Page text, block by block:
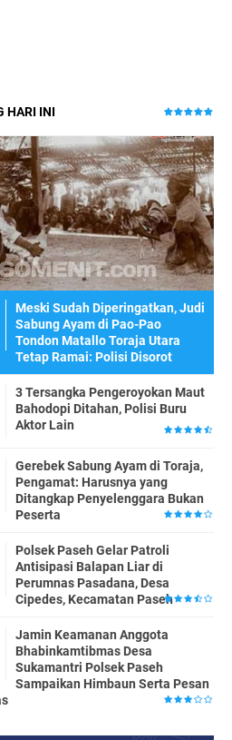
HARI INI
Meski Sudah Diperingatkan, Judi
Sabung Ayam di Pao-Pao
Tondon Matallo Toraja Utara
Tetap Ramai: Polisi Disorot
3 Tersangka Pengeroyokan Maut
Bahodopi Ditahan, Polisi Buru
Aktor Lain
Gerebek Sabung Ayam di Toraja,
Pengamat: Harusnya yang
Ditangkap Penyelenggara Bukan
Peserta
Polsek Paseh Gelar Patroli
Antisipasi Balapan Liar di
Perumnas Pasadana, Desa
Cipedes, Kecamatan Paseh
Jamin Keamanan Anggota
Bhabinkamtibmas Desa
Sukamantri Polsek Paseh
Sampaikan Himbaun Serta Pesan